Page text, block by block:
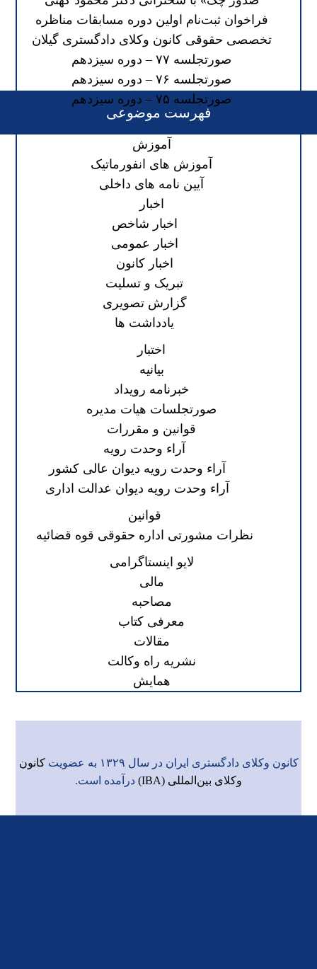
فراخوان ثبت‌نام اولین دوره مسابقات مناظره
تخصصی حقوقی کانون وکلای دادگستری گیلان
صورتجلسه ۷۷ – دوره سیزدهم
صورتجلسه ۷۶ – دوره سیزدهم
صورتجلسه ۷۵ – دوره سیزدهم
فهرست موضوعی
آموزش
آموزش های انفورماتیک
آیین نامه های داخلی
اخبار
اخبار شاخص
اخبار عمومی
اخبار کانون
تبریک و تسلیت
گزارش تصویری
یادداشت ها
اختبار
بیانیه
خبرنامه رویداد
صورتجلسات هیات مدیره
قوانین و مقررات
آراء وحدت رویه
آراء وحدت رویه دیوان عالی کشور
آراء وحدت رویه دیوان عدالت اداری
قوانین
نظرات مشورتی اداره حقوقی قوه قضائیه
لایو اینستاگرامی
مالی
مصاحبه
معرفی کتاب
مقالات
نشریه راه وکالت
همایش
کانون وکلای دادگستری ایران در سال ۱۳۲۹ به عضویت
کانون
وکلای بین‌المللی (IBA)
درآمده است.